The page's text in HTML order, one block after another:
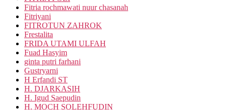
Fitria rochmawati nuur chasanah
Fitriyani
FITROTUN ZAHROK
Frestalita
FRIDA UTAMI ULFAH
Fuad Hasyim
ginta putri farhani
Gustryarni
H Erfandi ST
H. DJARKASIH
H. Igud Saepudin
H. MOCH SOLEHFUDIN